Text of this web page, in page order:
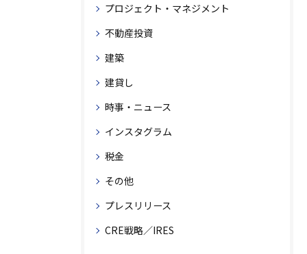
プロジェクト・マネジメント
不動産投資
建築
建貸し
時事・ニュース
インスタグラム
税金
その他
プレスリリース
CRE戦略／IRES